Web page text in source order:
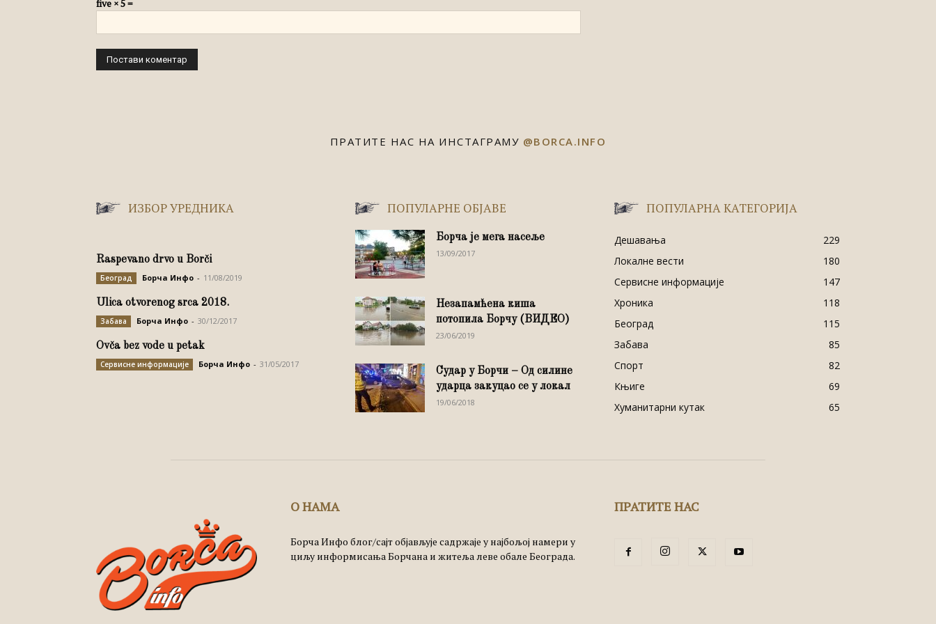
five × 5 =
ПРАТИТЕ НАС НА ИНСТАГРАМУ @BORCA.INFO
ИЗБОР УРЕДНИКА
Raspevano drvo u Borči
Београд Борча Инфо - 11/08/2019
Ulica otvorenog srca 2018.
Забава Борча Инфо - 30/12/2017
Ovča bez vode u petak
Сервисне информације Борча Инфо - 31/05/2017
ПОПУЛАРНЕ ОБЈАВЕ
Борча је мега насеље
13/09/2017
Незапамћена киша
потопила Борчу (ВИДЕО)
23/06/2019
Судар у Борчи – Од силине
ударца закуцао се у локал
19/06/2018
ПОПУЛАРНА КАТЕГОРИЈА
Дешавања
229
Локалне вести
180
Сервисне информације
147
Хроника
118
Београд
115
Забава
85
Спорт
82
Књиге
69
Хуманитарни кутак
65
О НАМА
Борча Инфо блог/сајт објављује садржаје у најбољој намери у
циљу информисања Борчана и житеља леве обале Београда.
ПРАТИТЕ НАС